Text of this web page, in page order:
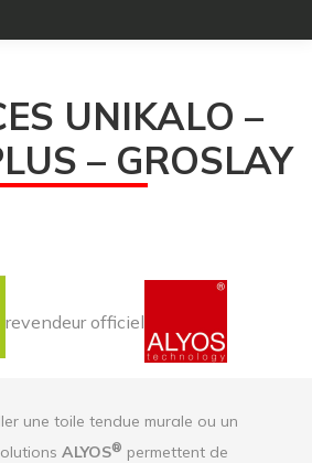
UNIKALO –
– GROSLAY
revendeur officiel
une toile tendue murale ou un
ALYOS® permettent de